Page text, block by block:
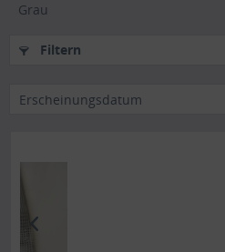
Grau
Filtern
Erscheinungsdatum